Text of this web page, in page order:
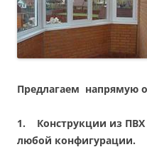
Предлагаем напрямую
1. Конструкции из
любой конфигурации.